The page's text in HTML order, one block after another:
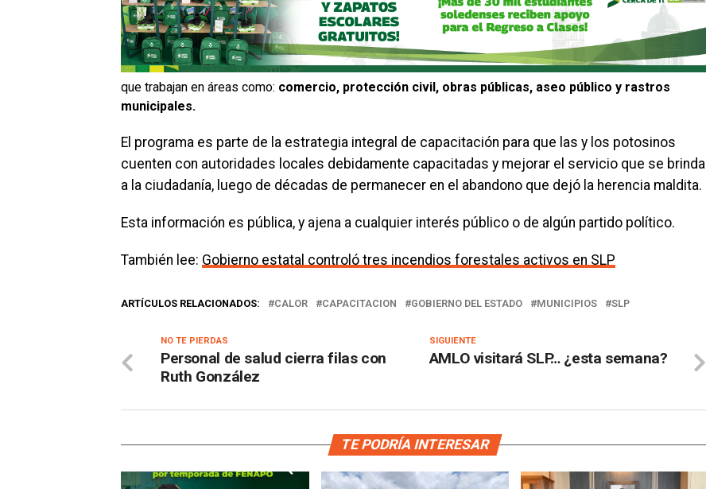
que trabajan en áreas como: comercio, protección civil, obras públicas, aseo público y rastros
municipales.
El programa es parte de la estrategia integral de capacitación para que las y los potosinos
cuenten con autoridades locales debidamente capacitadas y mejorar el servicio que se brinda
a la ciudadanía, luego de décadas de permanecer en el abandono que dejó la herencia maldita.
Esta información es pública, y ajena a cualquier interés público o de algún partido político.
También lee: Gobierno estatal controló tres incendios forestales activos en SLP
ARTÍCULOS RELACIONADOS: CALOR CAPACITACION GOBIERNO DEL ESTADO MUNICIPIOS SLP
SIGUIENTE
AMLO visitará SLP… ¿esta semana?
NO TE PIERDAS
Personal de salud cierra filas con
Ruth González
TE PODRÍA INTERESAR